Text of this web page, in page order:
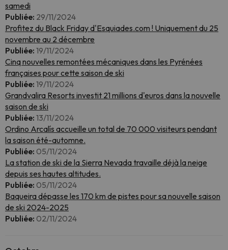
samedi
Publiée: 29/11/2024
Profitez du Black Friday d'Esquiades.com ! Uniquement du 25
novembre au 2 décembre
Publiée: 19/11/2024
Cinq nouvelles remontées mécaniques dans les Pyrénées
françaises pour cette saison de ski
Publiée: 19/11/2024
Grandvalira Resorts investit 21 millions d'euros dans la nouvelle
saison de ski
Publiée: 13/11/2024
Ordino Arcalís accueille un total de 70 000 visiteurs pendant
la saison été-automne.
Publiée: 05/11/2024
La station de ski de la Sierra Nevada travaille déjà la neige
depuis ses hautes altitudes.
Publiée: 05/11/2024
Baqueira dépasse les 170 km de pistes pour sa nouvelle saison
de ski 2024-2025
Publiée: 02/11/2024